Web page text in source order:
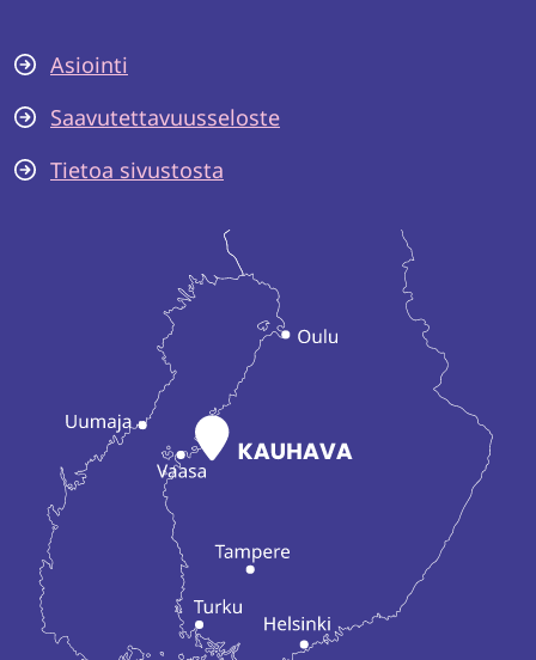
Asiointi
Saavutettavuusseloste
Tietoa sivustosta